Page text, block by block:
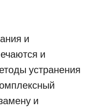
и
и
устранения
и